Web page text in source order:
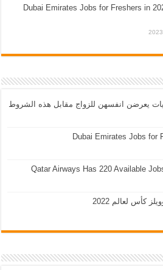
Dubai Emirates Jobs for Freshers in
يعرضن انفسهن للزواج مقابل هذه الشروط
Dubai Emirates Jobs for
Qatar Airways Has 220 Available
كأس لعالم 2022